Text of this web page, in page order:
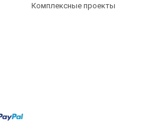
Комплексные проекты